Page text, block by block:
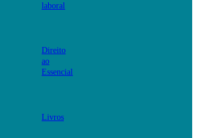
laboral
Direito
ao
Essencial
Livros